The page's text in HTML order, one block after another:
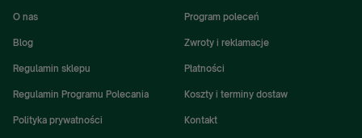
O nas
Blog
Regulamin sklepu
Regulamin Programu Polecania
Polityka prywatności
Program poleceń
Zwroty i reklamacje
Płatności
Koszty i terminy dostaw
Kontakt